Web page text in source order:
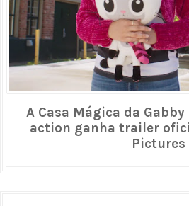
A Casa Mágica da
action ganha trailer
Pictures